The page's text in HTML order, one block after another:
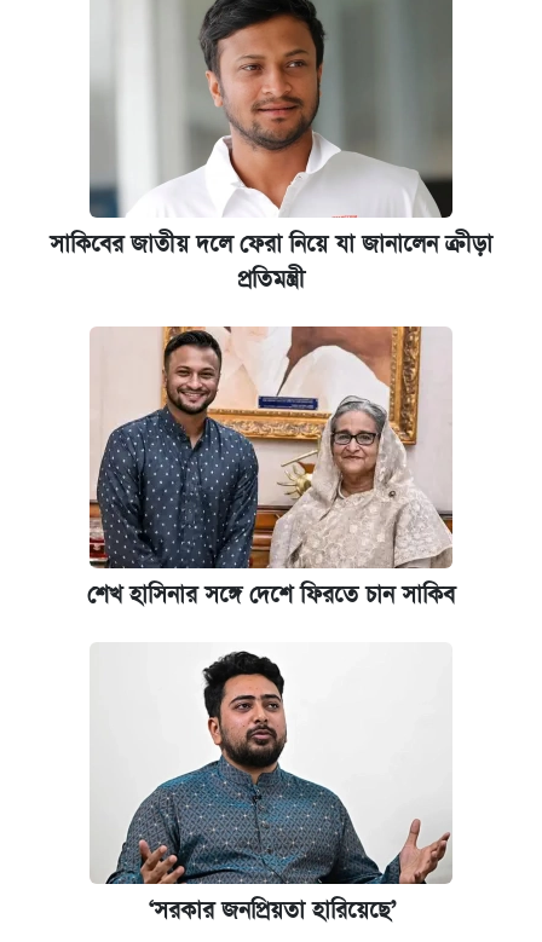
সাকিবের জাতীয় দলে ফেরা নিয়ে যা জানালেন ক্রীড়া
প্রতিমন্ত্রী
শেখ হাসিনার সঙ্গে দেশে ফিরতে চান সাকিব
‘সরকার জনপ্রিয়তা হারিয়েছে’